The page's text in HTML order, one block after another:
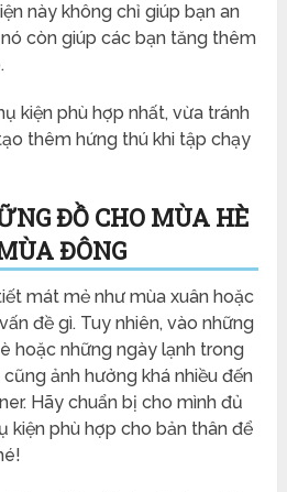
này không chỉ giúp bạn an
còn giúp các bạn tăng thêm
kiện phù hợp nhất, vừa tránh
thêm hứng thú khi tập chạy
ĐỒ CHO MÙA HÈ
ĐÔNG
mát mẻ như mùa xuân hoặc
đề gì. Tuy nhiên, vào những
hoặc những ngày lạnh trong
ảnh hưởng khá nhiều đến
Hãy chuẩn bị cho mình đủ
kiện phù hợp cho bản thân để